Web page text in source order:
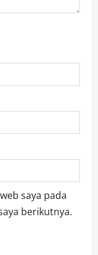
saya pada
berikutnya.